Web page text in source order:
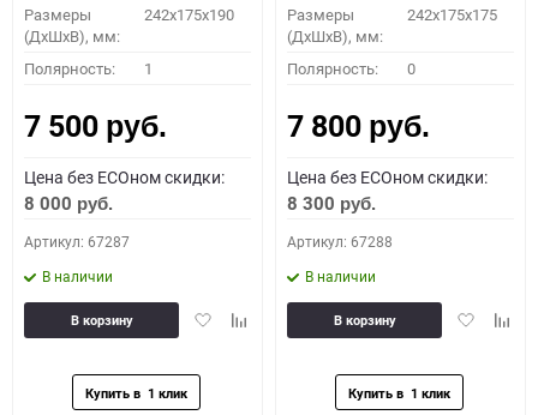
Размеры
(ДхШхВ), мм:
242x175x190
Полярность: 1
7 500 руб.
Цена без ECOном скидки:
8 000 руб.
Артикул: 67287
В наличии
ДобавитьДобавить
В корзину
Размеры
(ДхШхВ), мм:
242x175x175
Полярность: 0
7 800 руб.
Цена без ECOном скидки:
8 300 руб.
Артикул: 67288
В наличии
Добавить
В корзину